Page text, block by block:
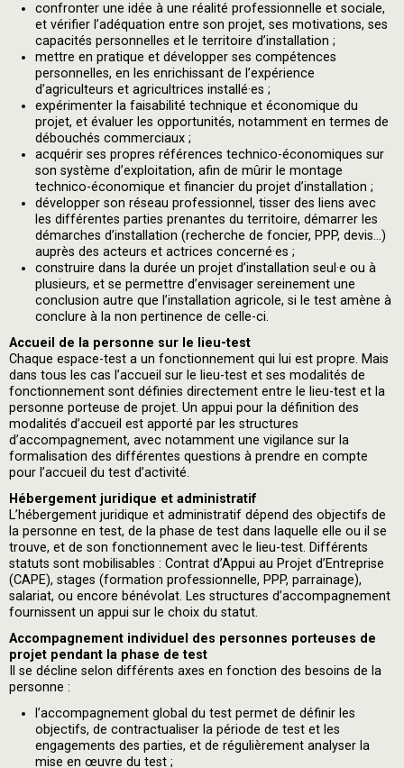
confronter une idée à une réalité professionnelle et sociale,
et vérifier l’adéquation entre son projet, ses motivations, ses
capacités personnelles et le territoire d’installation ;
mettre en pratique et développer ses compétences
personnelles, en les enrichissant de l’expérience
d’agriculteurs et agricultrices installé·es ;
expérimenter la faisabilité technique et économique du
projet, et évaluer les opportunités, notamment en termes de
débouchés commerciaux ;
acquérir ses propres références technico-économiques sur
son système d’exploitation, afin de mûrir le montage
technico-économique et financier du projet d’installation ;
développer son réseau professionnel, tisser des liens avec
les différentes parties prenantes du territoire, démarrer les
démarches d’installation (recherche de foncier, PPP, devis...)
auprès des acteurs et actrices concerné·es ;
construire dans la durée un projet d’installation seul·e ou à
plusieurs, et se permettre d’envisager sereinement une
conclusion autre que l’installation agricole, si le test amène à
conclure à la non pertinence de celle-ci.
Accueil de la personne sur le lieu-test
Chaque espace-test a un fonctionnement qui lui est propre. Mais
dans tous les cas l’accueil sur le lieu-test et ses modalités de
fonctionnement sont définies directement entre le lieu-test et la
personne porteuse de projet. Un appui pour la définition des
modalités d’accueil est apporté par les structures
d’accompagnement, avec notamment une vigilance sur la
formalisation des différentes questions à prendre en compte
pour l’accueil du test d’activité.
Hébergement juridique et administratif
L’hébergement juridique et administratif dépend des objectifs de
la personne en test, de la phase de test dans laquelle elle ou il se
trouve, et de son fonctionnement avec le lieu-test. Différents
statuts sont mobilisables : Contrat d’Appui au Projet d’Entreprise
(CAPE), stages (formation professionnelle, PPP, parrainage),
salariat, ou encore bénévolat. Les structures d’accompagnement
fournissent un appui sur le choix du statut.
Accompagnement individuel des personnes porteuses de
projet pendant la phase de test
Il se décline selon différents axes en fonction des besoins de la
personne :
l’accompagnement global du test permet de définir les
objectifs, de contractualiser la période de test et les
engagements des parties, et de régulièrement analyser la
mise en œuvre du test ;